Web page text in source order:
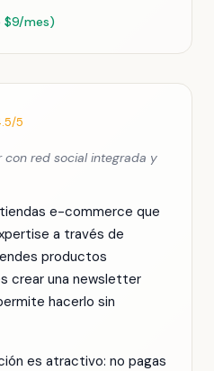
$9/mes)
5
red social integrada y
e-commerce que
a través de
productos
crear una newsletter
hacerlo sin
es atractivo: no pagas